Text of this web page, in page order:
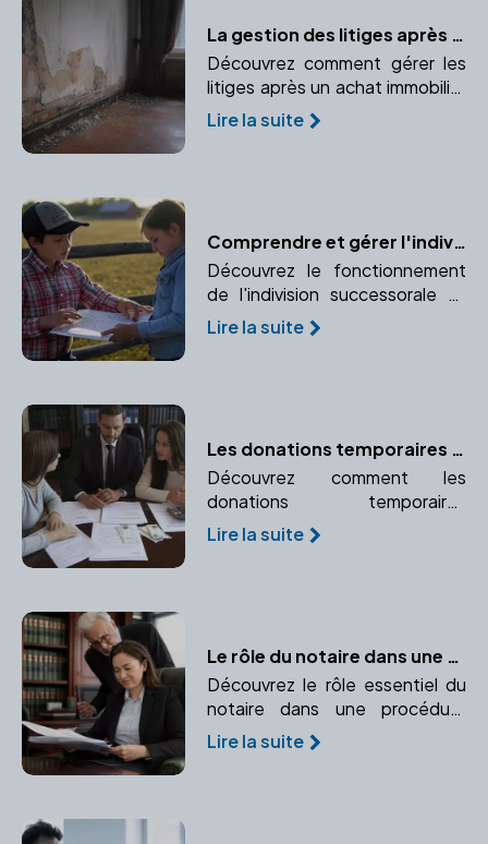
La gestion des litiges après l'achat immobilier : le rôle du notaire
Découvrez comment gérer les
litiges après un achat immobilier
et le rôle crucial du notaire dans
la résolution de ces conflits.
Lire la suite
Comprendre et gérer l'indivision successorale avec l'aide d'un notaire
Découvrez le fonctionnement
de l'indivision successorale et
comment un notaire peut vous
aider à gérer cette situation
Lire la suite
Les donations temporaires d'usufruit : un outil d'optimisation fiscale
Découvrez comment les
donations temporaires
d'usufruit peuvent vous aider à
optimiser votre fiscalité et
Lire la suite
Le rôle du notaire dans une procédure d'adoption
Découvrez le rôle essentiel du
notaire dans une procédure
d'adoption, de la rédaction des
documents à leur validation.
Lire la suite